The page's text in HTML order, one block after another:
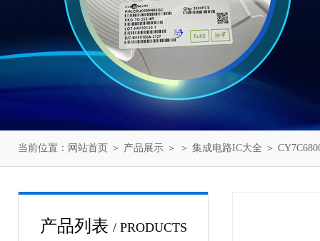
当前位置： 网站首页 ＞ 产品展示 ＞ ＞ 集成电路IC大全 ＞
产品列表 / PRODUCTS